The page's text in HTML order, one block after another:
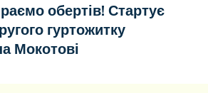
обертів! Стартує
гуртожитку
Мокотові